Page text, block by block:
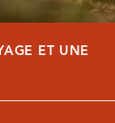
ET UNE